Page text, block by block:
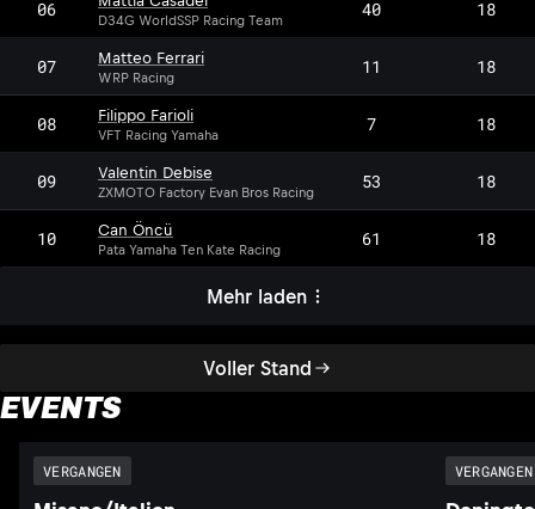
Voller Stand
06 D34G WorldSSP Racing Team 40 18
07 Matteo Ferrari
WRP Racing 11 18
08 Filippo Farioli
VFT Racing Yamaha 7 18
09 Valentin Debise
ZXMOTO Factory Evan Bros Racing 53 18
10 Can Öncü
Pata Yamaha Ten Kate Racing 61 18
Mehr laden
EVENTS
VERGANGEN VERGANGEN